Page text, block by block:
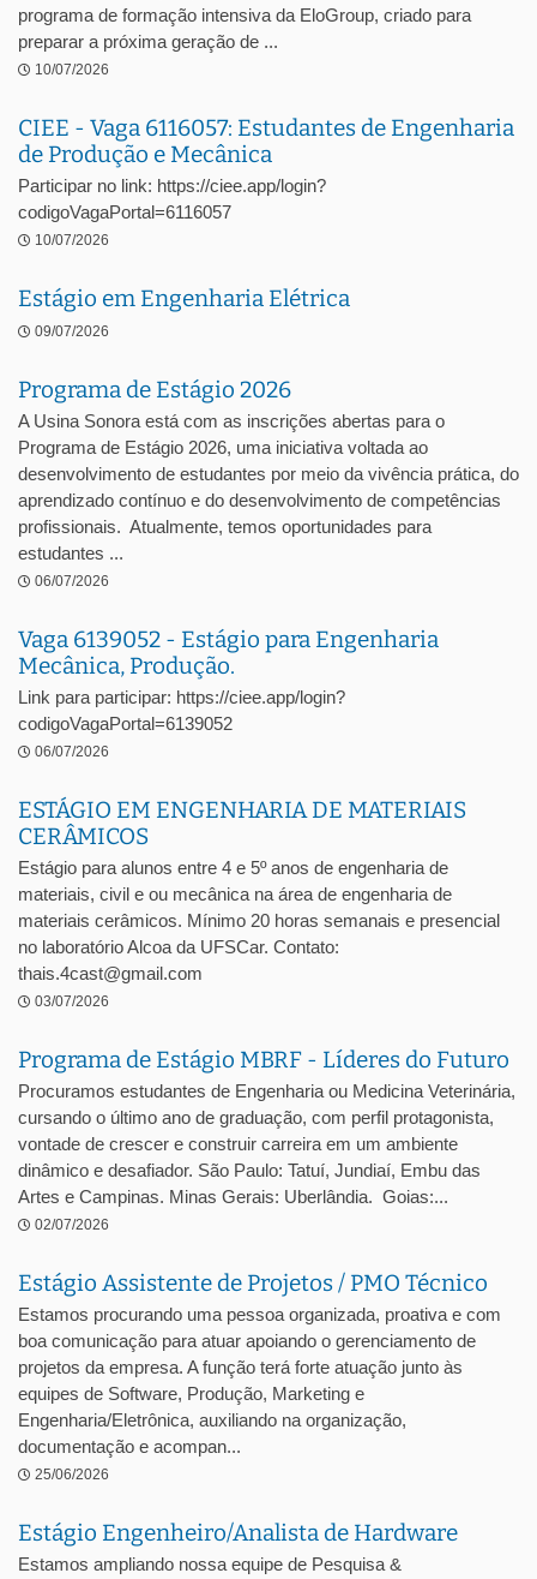
programa de formação intensiva da EloGroup, criado para
preparar a próxima geração de ...
10/07/2026
CIEE - Vaga 6116057: Estudantes de Engenharia
de Produção e Mecânica
Participar no link: https://ciee.app/login?
codigoVagaPortal=6116057
10/07/2026
Estágio em Engenharia Elétrica
09/07/2026
Programa de Estágio 2026
A Usina Sonora está com as inscrições abertas para o
Programa de Estágio 2026, uma iniciativa voltada ao
desenvolvimento de estudantes por meio da vivência prática, do
aprendizado contínuo e do desenvolvimento de competências
profissionais. Atualmente, temos oportunidades para
estudantes ...
06/07/2026
Vaga 6139052 - Estágio para Engenharia
Mecânica, Produção.
Link para participar: https://ciee.app/login?
codigoVagaPortal=6139052
06/07/2026
ESTÁGIO EM ENGENHARIA DE MATERIAIS
CERÂMICOS
Estágio para alunos entre 4 e 5º anos de engenharia de
materiais, civil e ou mecânica na área de engenharia de
materiais cerâmicos. Mínimo 20 horas semanais e presencial
no laboratório Alcoa da UFSCar. Contato:
thais.4cast@gmail.com
03/07/2026
Programa de Estágio MBRF - Líderes do Futuro
Procuramos estudantes de Engenharia ou Medicina Veterinária,
cursando o último ano de graduação, com perfil protagonista,
vontade de crescer e construir carreira em um ambiente
dinâmico e desafiador. São Paulo: Tatuí, Jundiaí, Embu das
Artes e Campinas. Minas Gerais: Uberlândia. Goias:...
02/07/2026
Estágio Assistente de Projetos / PMO Técnico
Estamos procurando uma pessoa organizada, proativa e com
boa comunicação para atuar apoiando o gerenciamento de
projetos da empresa. A função terá forte atuação junto às
equipes de Software, Produção, Marketing e
Engenharia/Eletrônica, auxiliando na organização,
documentação e acompan...
25/06/2026
Estágio Engenheiro/Analista de Hardware
Estamos ampliando nossa equipe de Pesquisa &